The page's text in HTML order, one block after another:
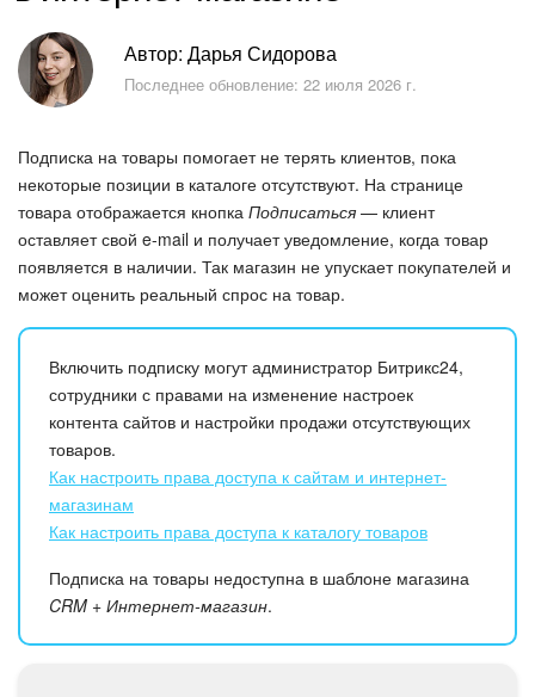
Безопасность в Битрикс24
Тарифы и оплата
AI в Битрикс24
Вайбкод
Лента Новостей
Задачи
Проекты AI
Мессенджер
Календарь
Диск
База знаний
Автор: Дарья Сидорова
Последнее обновление: 22 июля 2026 г.
Подписка на товары помогает не терять клиентов, пока
некоторые позиции в каталоге отсутствуют. На странице
товара отображается кнопка Подписаться — клиент
оставляет свой e-mail и получает уведомление, когда товар
появляется в наличии. Так магазин не упускает покупателей и
может оценить реальный спрос на товар.
Включить подписку могут администратор Битрикс24,
сотрудники с правами на изменение настроек
контента сайтов и настройки продажи отсутствующих
товаров.
Как настроить права доступа к сайтам и интернет-
магазинам
Как настроить права доступа к каталогу товаров
Подписка на товары недоступна в шаблоне магазина
CRM + Интернет-магазин.